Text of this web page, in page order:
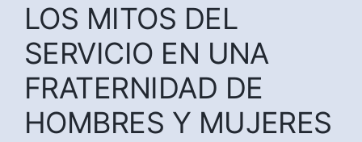
LOS MITOS DEL
SERVICIO EN UNA
FRATERNIDAD DE
HOMBRES Y MUJERES